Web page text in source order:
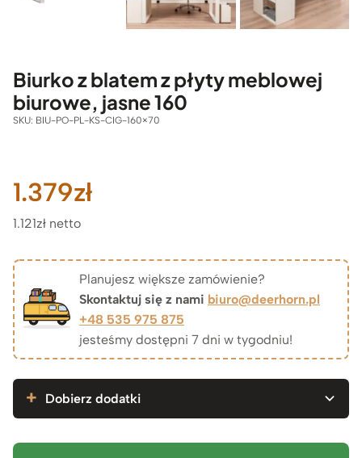
Biurko z blatem z płyty meblowej
biurowe, jasne 160
SKU: BIU-PO-PL-KS-CIG-160×70
1.379zł
1.121zł netto
Planujesz większe zamówienie?
Skontaktuj się z nami biuro@deerhorn.pl
+48 535 975 875
jesteśmy dostępni 7 dni w tygodniu!
Dobierz dodatki